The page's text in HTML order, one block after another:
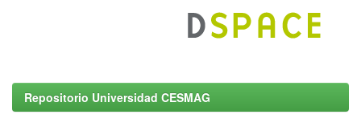
Repositorio Universidad CESMAG